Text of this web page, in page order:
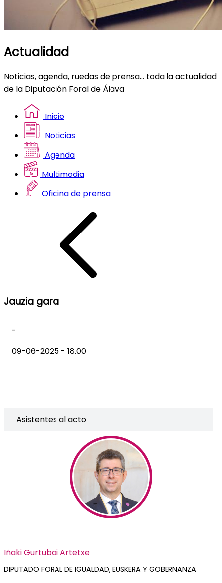
Actualidad
Noticias, agenda, ruedas de prensa... toda la actualidad
de la Diputación Foral de Álava
Inicio
Noticias
Agenda
Multimedia
Oficina de prensa
Jauzia gara
-
09-06-2025 - 18:00
Asistentes al acto
Iñaki Gurtubai Artetxe
DIPUTADO FORAL DE IGUALDAD, EUSKERA Y GOBERNANZA